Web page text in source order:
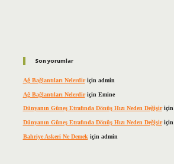
Son yorumlar
Ağ Bağlantıları Nelerdiriçin admin
Ağ Bağlantıları Nelerdiriçin Emine
Dünyanın Güneş Etrafında Dönüş Hızı Neden Değişiriçin
Dünyanın Güneş Etrafında Dönüş Hızı Neden Değişiriçin
Bahriye Askeri Ne Demek için admin